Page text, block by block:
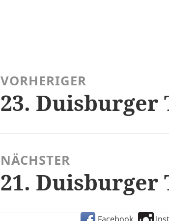
VORHERIGER
Vorheriger
Beitrag:
23. Duisburger
NÄCHSTER
Nächster
Beitrag:
21. Duisburger